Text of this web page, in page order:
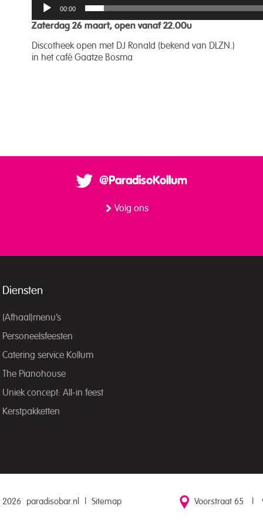
00:00
Zaterdag 26 maart, open vanaf 22.00u
Discotheek open met DJ Ronald (bekend van DLZN.)
in het café Gaatze Bosma
@ParadisoKollum
Volg ons
Diensten
(Afhaal)menu’s
Personeelsfeesten
Catering service Kollum
The Pianohouse
Uniek concept: All-in feest
Kerstpakketten
paradisobar.nl Sitemap Voorstraat 65